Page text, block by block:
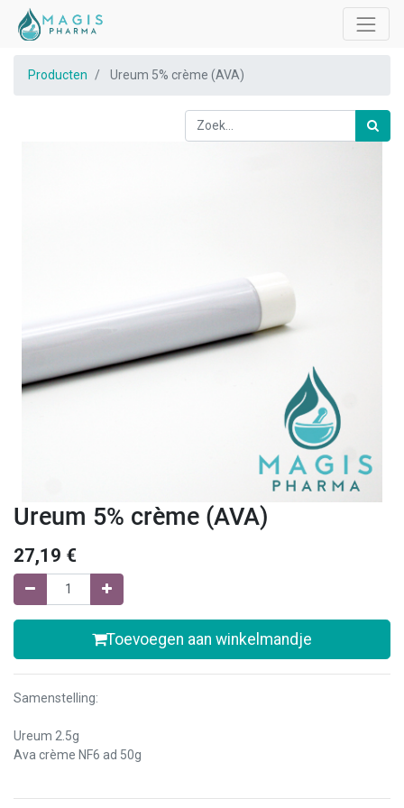
Producten Ureum 5% crème (AVA)
Ureum 5% crème (AVA)
27,19 €
Toevoegen aan winkelmandje
Samenstelling:
Ureum 2.5g
Ava crème NF6 ad 50g